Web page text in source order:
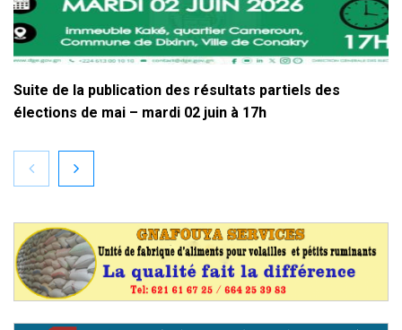
Suite de la publication des résultats partiels des
élections de mai – mardi 02 juin à 17h